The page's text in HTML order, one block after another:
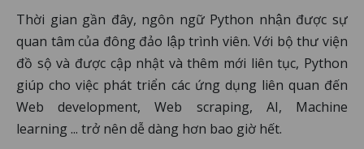
Thời gian gần đây, ngôn ngữ Python nhận được sự
quan tâm của đông đảo lập trình viên. Với bộ thư viện
đồ sộ và được cập nhật và thêm mới liên tục, Python
giúp cho việc phát triển các ứng dụng liên quan đến
Web development, Web scraping, AI, Machine
learning ... trở nên dễ dàng hơn bao giờ hết.